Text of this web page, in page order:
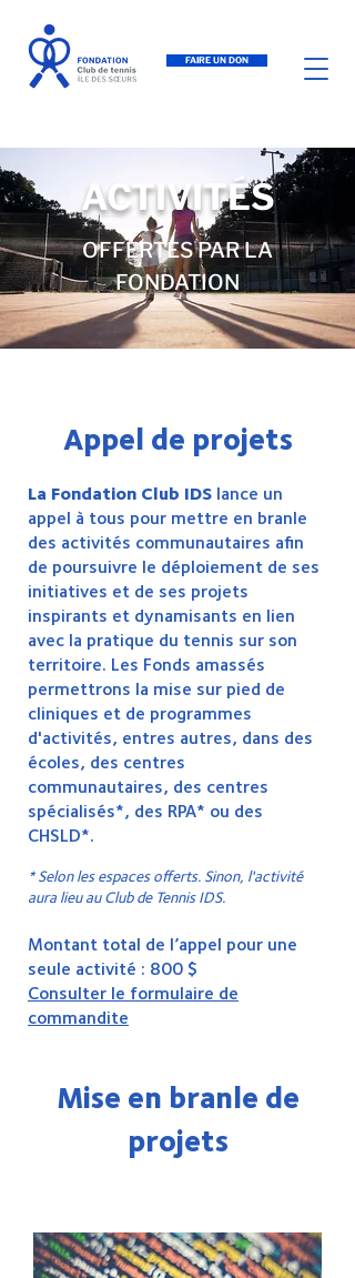
FAIRE UN DON
ACTIVITÉS
OFFERTES PAR LA
FONDATION
Appel de projets
La Fondation Club IDS lance un
appel à tous pour mettre en branle
des activités communautaires afin
de poursuivre le déploiement de ses
initiatives et de ses projets
inspirants et dynamisants en lien
avec la pratique du tennis sur son
territoire. Les Fonds amassés
permettrons la mise sur pied de
cliniques et de programmes
d'activités, entres autres, dans des
écoles, des centres
communautaires, des centres
spécialisés*, des RPA* ou des
CHSLD*.
* Selon les espaces offerts. Sinon, l'activité
aura lieu au Club de Tennis IDS.
Montant total de l’appel pour une
seule activité : 800 $
Consulter le formulaire de
commandite
Mise en branle de
projets